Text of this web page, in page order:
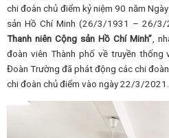
chi đoàn chủ điểm kỷ niệm 90 năm
sản Hồ Chí Minh (26/3/1931 – 26/
Thanh niên Cộng sản Hồ Chí Minh” ,
đoàn viên Thành phố về truyền
Đoàn Trường đã phát động các chi
chi đoàn chủ điểm vào ngày 22/3/2021.